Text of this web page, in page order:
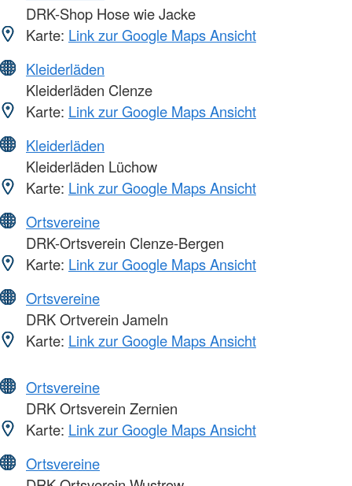
DRK-Shop Hose wie Jacke
Karte: Link zur Google Maps Ansicht
Kleiderläden
Kleiderläden Clenze
Karte: Link zur Google Maps Ansicht
Kleiderläden
Kleiderläden Lüchow
Karte: Link zur Google Maps Ansicht
Ortsvereine
DRK-Ortsverein Clenze-Bergen
Karte: Link zur Google Maps Ansicht
Ortsvereine
DRK Ortverein Jameln
Karte: Link zur Google Maps Ansicht
Ortsvereine
DRK Ortsverein Zernien
Karte: Link zur Google Maps Ansicht
Ortsvereine